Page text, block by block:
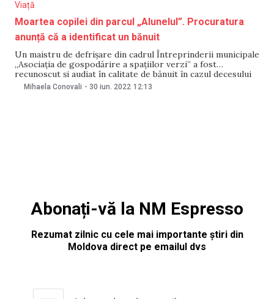
Viață
Moartea copilei din parcul „Alunelul”. Procuratura
anunță că a identificat un bănuit
Un maistru de defrișare din cadrul Întreprinderii municipale
„Asociația de gospodărire a spațiilor verzi” a fost
recunoscut și audiat în calitate de bănuit în cazul decesului
fetiței de un an, în Parcul „Alunelul” din capitală. Cu o
Mihaela Conovali - 30 iun. 2022 12:13
Abonați-vă la NM Espresso
Rezumat zilnic cu cele mai importante știri din
Moldova direct pe emailul dvs